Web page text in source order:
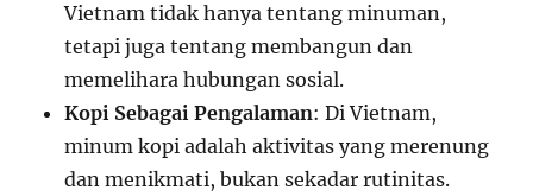
Vietnam tidak hanya tentang minuman,
tetapi juga tentang membangun dan
memelihara hubungan sosial.
Kopi Sebagai Pengalaman: Di Vietnam,
minum kopi adalah aktivitas yang merenung
dan menikmati, bukan sekadar rutinitas.